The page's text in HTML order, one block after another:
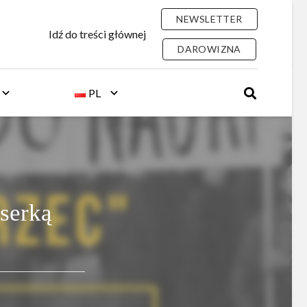
Idź do treści głównej
NEWSLETTER
DAROWIZNA
PL